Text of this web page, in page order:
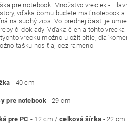
pre notebook. Množstvo vreciek -
vďaka čomu budete mať notebook
na suchý zips. Vo prednej časti je
či doklady. Vďaka členia tohto
vrecku možno uložiť pitie,
tašku nosiť aj cez rameno.
- 40 cm
pre notebook - 29 cm
pre PC - 12 cm /celková šírka - 22 cm